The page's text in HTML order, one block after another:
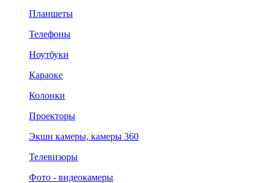
Планшеты
Телефоны
Ноутбуки
Караоке
Колонки
Проекторы
Экшн камеры, камеры 360
Телевизоры
Фото - видеокамеры